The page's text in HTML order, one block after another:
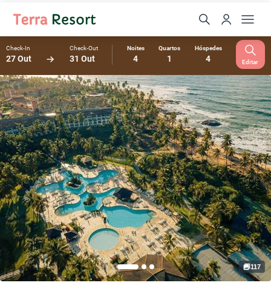
Check-In
27 Out
Check-Out
31 Out
Noites
4
Quartos
1
Hóspedes
4 Editar
117